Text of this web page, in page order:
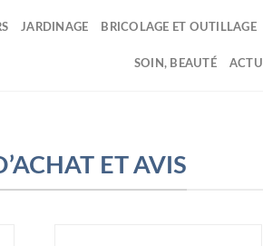
JARDINAGE BRICOLAGE ET OUTILLAGE
SOIN, BEAUTÉ ACTU
ET AVIS